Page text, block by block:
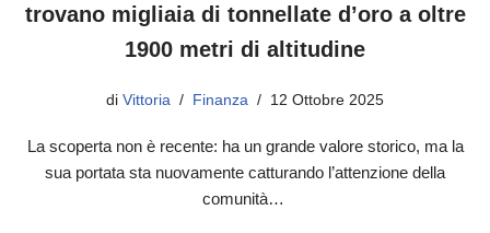
trovano migliaia di tonnellate d’oro a oltre
1900 metri di altitudine
di Vittoria Finanza 12 Ottobre 2025
La scoperta non è recente: ha un grande valore storico, ma la
sua portata sta nuovamente catturando l’attenzione della
comunità…